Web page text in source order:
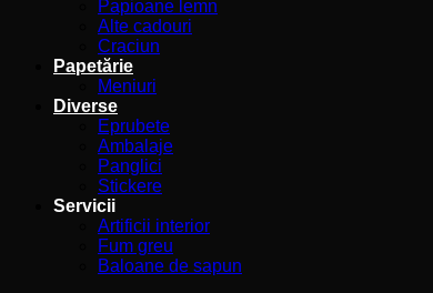
Papioane lemn
Alte cadouri
Craciun
Papetărie
Meniuri
Diverse
Eprubete
Ambalaje
Panglici
Stickere
Servicii
Artificii interior
Fum greu
Baloane de sapun